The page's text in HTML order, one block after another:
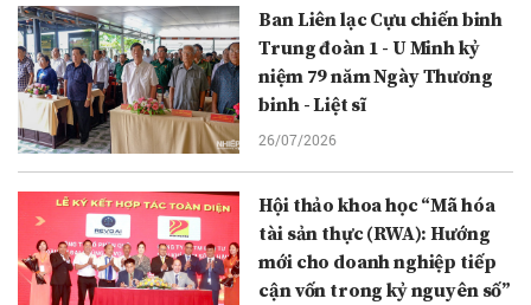
Ban Liên lạc Cựu chiến binh
Trung đoàn 1 - U Minh kỷ
niệm 79 năm Ngày Thương
binh - Liệt sĩ
26/07/2026
Hội thảo khoa học “Mã hóa
tài sản thực (RWA): Hướng
mới cho doanh nghiệp tiếp
cận vốn trong kỷ nguyên số”